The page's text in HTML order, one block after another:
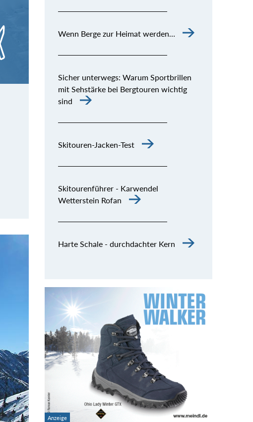
Wenn Berge zur Heimat werden…
Sicher unterwegs: Warum Sportbrillen
mit Sehstärke bei Bergtouren wichtig
sind
Skitouren-Jacken-Test
Skitourenführer - Karwendel
Wetterstein Rofan
Harte Schale - durchdachter Kern